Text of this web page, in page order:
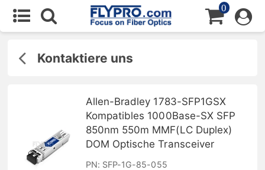
0
Kontaktiere uns
Allen-Bradley 1783-SFP1GSX
Kompatibles 1000Base-SX SFP
850nm 550m MMF(LC Duplex)
DOM Optische Transceiver
PN: SFP-1G-85-055